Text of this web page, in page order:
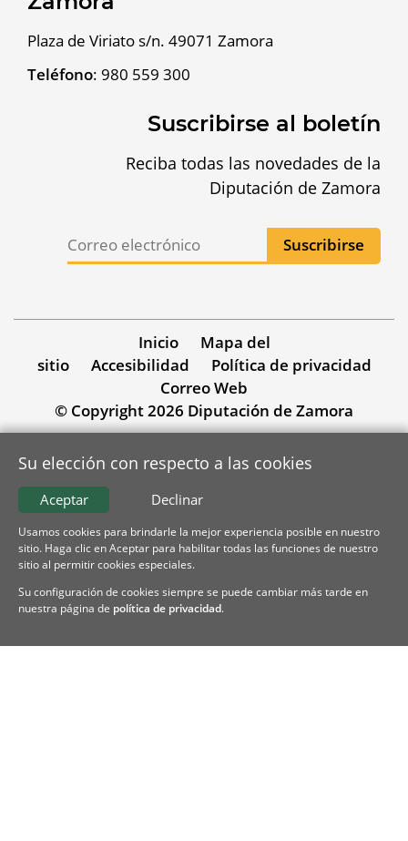
Plaza de Viriato s/n. 49071 Zamora
Teléfono: 980 559 300
Suscribirse al boletín
Reciba todas las novedades de la
Diputación de Zamora
Inicio
Mapa del
sitio
Accesibilidad
Política de privacidad
Correo Web
© Copyright 2026 Diputación de Zamora
Su elección con respecto a las cookies
Declinar
Aceptar
Usamos cookies para brindarle la mejor experiencia posible en nuestro
sitio. Haga clic en Aceptar para habilitar todas las funciones de nuestro
sitio al permitir cookies especiales.
Su configuración de cookies siempre se puede cambiar más tarde en
nuestra página de política de privacidad.